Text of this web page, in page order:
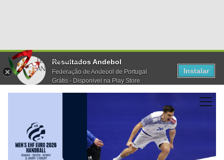
Resultados Andebol
Federação de Andebol de Portugal
Grátis - Disponivel na Play Store
Instalar